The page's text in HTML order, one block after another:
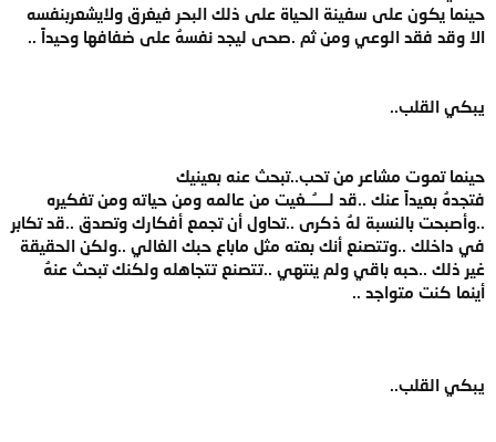
حينما يكون على سفينة الحياة على ذلك البحر فيغرق ولايشعربنفسه
الا وقد فقد الوعي ومن ثم .صحى ليجد نفسهُ على ضفافها وحيداً ..
يبكي القلب..
حينما تموت مشاعر من تحب..تبحث عنه بعينيك
فتجدهُ بعيداً عنك ..قد لـــــُــغيت من عالمه ومن حياته ومن تفكيره
..وأصبحت بالنسبة لهُ ذكرى ..تحاول أن تجمع أفكارك وتصدق ..قد تكابر
في داخلك ..وتتصنع أنك بعته مثل ماباع حبك الغالي ..ولكن الحقيقة
غير ذلك ..حبه باقي ولم ينتهي ..تتصنع تتجاهله ولكنك تبحث عنهُ
أينما كنت متواجد ..
يبكي القلب..